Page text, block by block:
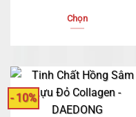
Chọn
này
có
nhiều
- 10%